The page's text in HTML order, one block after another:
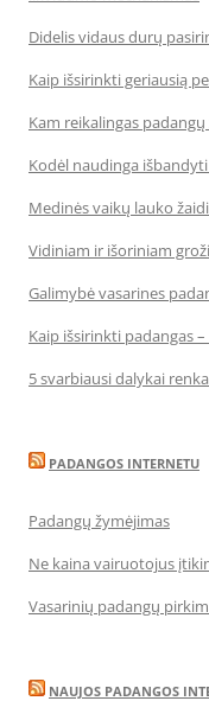
Didelis vidaus durų
Kaip išsirinkti geriausią
Kam reikalingas
Kodėl naudinga išbandyti
Medinės vaikų lauko
Vidiniam ir išoriniam
Galimybė vasarines
Kaip išsirinkti padangas
5 svarbiausi dalykai
PADANGOS INTERNETU
Padangų žymėjimas
Ne kaina vairuotojus
Vasarinių padangų
NAUJOS PADANGOS